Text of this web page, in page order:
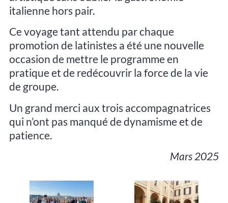
italienne hors pair.
Ce voyage tant attendu par chaque
promotion de latinistes a été une nouvelle
occasion de mettre le programme en
pratique et de redécouvrir la force de la vie
de groupe.
Un grand merci aux trois accompagnatrices
qui n’ont pas manqué de dynamisme et de
patience.
Mars 2025